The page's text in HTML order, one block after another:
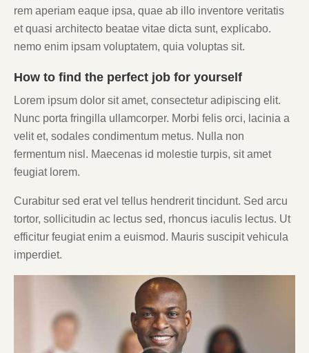
rem aperiam eaque ipsa, quae ab illo inventore veritatis
et quasi architecto beatae vitae dicta sunt, explicabo.
nemo enim ipsam voluptatem, quia voluptas sit.
How to find the perfect job for yourself
Lorem ipsum dolor sit amet, consectetur adipiscing elit.
Nunc porta fringilla ullamcorper. Morbi felis orci, lacinia a
velit et, sodales condimentum metus. Nulla non
fermentum nisl. Maecenas id molestie turpis, sit amet
feugiat lorem.
Curabitur sed erat vel tellus hendrerit tincidunt. Sed arcu
tortor, sollicitudin ac lectus sed, rhoncus iaculis lectus. Ut
efficitur feugiat enim a euismod. Mauris suscipit vehicula
imperdiet.